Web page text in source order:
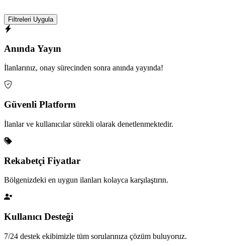
Filtreleri Uygula
Anında Yayın
İlanlarınız, onay sürecinden sonra anında yayında!
Güvenli Platform
İlanlar ve kullanıcılar sürekli olarak denetlenmektedir.
Rekabetçi Fiyatlar
Bölgenizdeki en uygun ilanları kolayca karşılaştırın.
Kullanıcı Desteği
7/24 destek ekibimizle tüm sorularınıza çözüm buluyoruz.